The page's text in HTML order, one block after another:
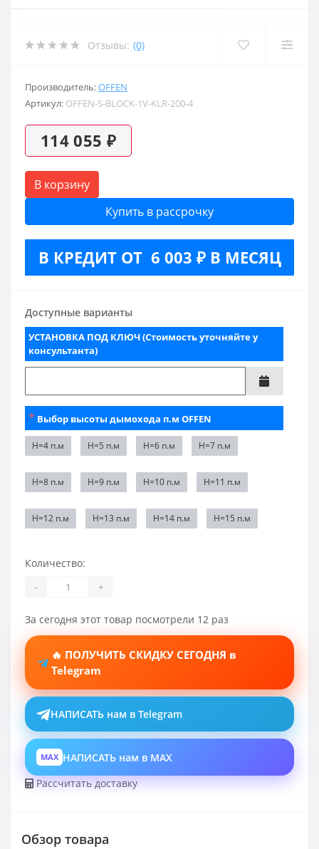
Отзывы: (0)
Производитель:OFFEN
Артикул: OFFEN-S-BLOCK-1V-KLR-200-4
114 055 ₽
В корзину
Купить в рассрочку
В КРЕДИТ ОТ 6 003 ₽ В МЕСЯЦ
Доступные варианты
УСТАНОВКА ПОД КЛЮЧ (Стоимость уточняйте у
консультанта)
* Выбор высоты дымохода п.м OFFEN
Н=4 п.м Н=5 п.м Н=6 п.м Н=7 п.м
Н=8 п.м Н=9 п.м Н=10 п.м Н=11 п.м
Н=12 п.м Н=13 п.м Н=14 п.м Н=15 п.м
Количество:
- +
За сегодня этот товар посмотрели 12 раз
🔥 ПОЛУЧИТЬ СКИДКУ СЕГОДНЯ в
Telegram
НАПИСАТЬ нам в Telegram
MAX НАПИСАТЬ нам в MAX
Рассчитать доставку
Обзор товара